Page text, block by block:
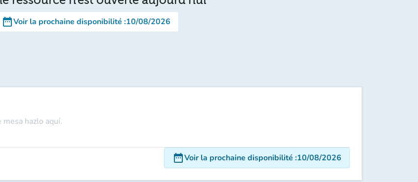
date_rangeVoir la prochaine disponibilité :10/08/2026
hazlo aquí.
date_rangeVoir la prochaine disponibilité :10/08/2026